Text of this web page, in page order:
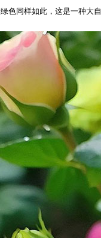
同样如此，这是一种大自